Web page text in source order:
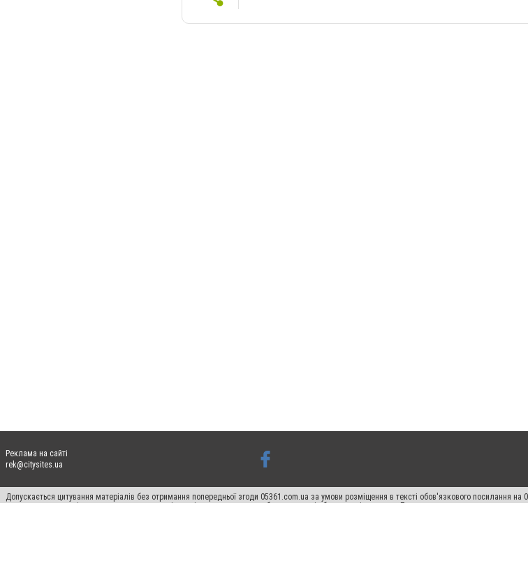
Реклама на сайті
rek@citysites.ua
Допускається цитування матеріалів без отримання попередньої згоди 05361.com.ua за умови розміщення в тексті обов'язкового посилання
пошукових систем гіперпосилання на цитовані статті не нижче другого абзацу в тексті або в якості джерела. Порушення виняткових прав